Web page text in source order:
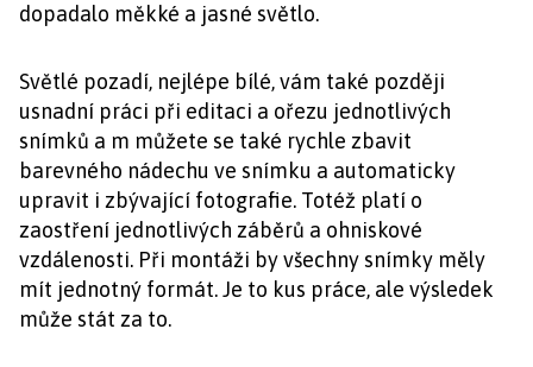
dopadalo měkké a jasné světlo.
Světlé pozadí, nejlépe bílé, vám také později
usnadní práci při editaci a ořezu jednotlivých
snímků a m můžete se také rychle zbavit
barevného nádechu ve snímku a automaticky
upravit i zbývající fotografie. Totéž platí o
zaostření jednotlivých záběrů a ohniskové
vzdálenosti. Při montáži by všechny snímky měly
mít jednotný formát. Je to kus práce, ale výsledek
může stát za to.